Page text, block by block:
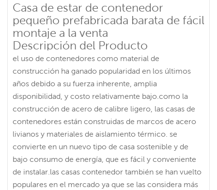
Casa de estar de contenedor
pequeño prefabricada barata de fácil
montaje a la venta
Descripción del Producto
el uso de contenedores como material de
construcción ha ganado popularidad en los últimos
años debido a su fuerza inherente, amplia
disponibilidad, y costo relativamente bajo.como la
construcción de acero de calibre ligero, las casas de
contenedores están construidas de marcos de acero
livianos y materiales de aislamiento térmico. se
convierte en un nuevo tipo de casa sostenible y de
bajo consumo de energía, que es fácil y conveniente
de instalar.las casas contenedor también se han vuelto
populares en el mercado ya que se las considera más